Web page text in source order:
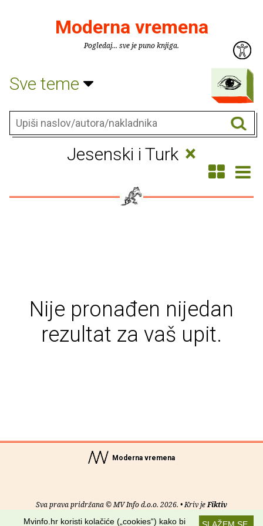
Moderna vremena
Pogledaj... sve je puno knjiga.
Sve teme
Jesenski i Turk ×
Nije pronađen nijedan
rezultat za vaš upit.
Moderna vremena
Sva prava pridržana © MV Info d.o.o. 2026. • Kriv jeFiktiv
Mvinfo.hr koristi kolačiće („cookies“) kako bi